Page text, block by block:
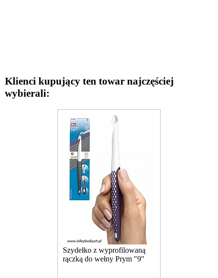
Klienci kupujący ten towar najczęściej
wybierali:
Szydełko z wyprofilowaną
rączką do wełny Prym "9"